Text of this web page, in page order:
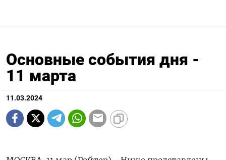
Основные события дня -
11 марта
11.03.2024